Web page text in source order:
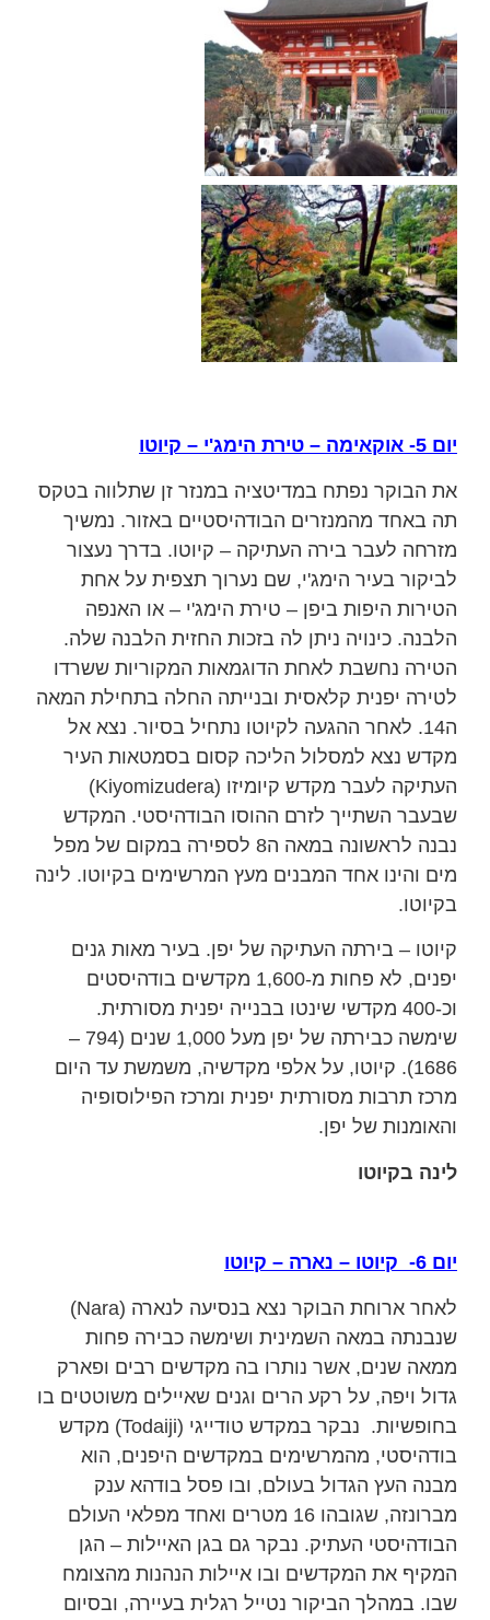
יום 5- אוקאימה – טירת הימג'י – קיוטו
את הבוקר נפתח במדיטציה במנזר זן שתלווה בטקס
תה באחד מהמנזרים הבודהיסטיים באזור. נמשיך
מזרחה לעבר בירה העתיקה – קיוטו. בדרך נעצור
לביקור בעיר הימג'י, שם נערוך תצפית על אחת
הטירות היפות ביפן – טירת הימג'י – או האנפה
הלבנה. כינויה ניתן לה בזכות החזית הלבנה שלה.
הטירה נחשבת לאחת הדוגמאות המקוריות ששרדו
לטירה יפנית קלאסית ובנייתה החלה בתחילת המאה
ה14. לאחר ההגעה לקיוטו נתחיל בסיור. נצא אל
מקדש נצא למסלול הליכה קסום בסמטאות העיר
העתיקה לעבר מקדש קיומיזו (Kiyomizudera)
שבעבר השתייך לזרם ההוסו הבודהיסטי. המקדש
נבנה לראשונה במאה ה8 לספירה במקום של מפל
מים והינו אחד המבנים מעץ המרשימים בקיוטו. לינה
בקיוטו.
קיוטו – בירתה העתיקה של יפן. בעיר מאות גנים
יפנים, לא פחות מ-1,600 מקדשים בודהיסטים
וכ-400 מקדשי שינטו בבנייה יפנית מסורתית.
שימשה כבירתה של יפן מעל 1,000 שנים (794 –
1686). קיוטו, על אלפי מקדשיה, משמשת עד היום
מרכז תרבות מסורתית יפנית ומרכז הפילוסופיה
והאומנות של יפן.
לינה בקיוטו
יום 6- קיוטו – נארה – קיוטו
לאחר ארוחת הבוקר נצא בנסיעה לנארה (Nara)
שנבנתה במאה השמינית ושימשה כבירה פחות
ממאה שנים, אשר נותרו בה מקדשים רבים ופארק
גדול ויפה, על רקע הרים וגנים שאיילים משוטטים בו
בחופשיות. נבקר במקדש טודייגי (Todaiji) מקדש
בודהיסטי, מהמרשימים במקדשים היפנים, הוא
מבנה העץ הגדול בעולם, ובו פסל בודהא ענק
מברונזה, שגובהו 16 מטרים ואחד מפלאי העולם
הבודהיסטי העתיק. נבקר גם בגן האיילות – הגן
המקיף את המקדשים ובו איילות הנהנות מהצומח
שבו. במהלך הביקור נטייל רגלית בעיירה, ובסיום